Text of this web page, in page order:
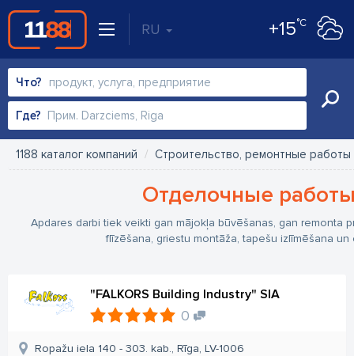
RU +15°C
Что?
Где?
1188 каталог компаний Строительство, ремонтные работы
Отделочные
Apdares darbi tiek veikti gan mājokļa būvēšanas, gan remonta
flīzēšana, griestu montāža, tapešu izlīmēšana un
"FALKORS Building Industry" SIA
0
Ropažu iela 140 - 303. kab., Rīga, LV-1006